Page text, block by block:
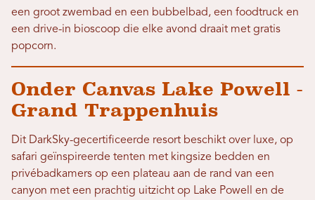
een groot zwembad en een bubbelbad, een foodtruck en
een drive-in bioscoop die elke avond draait met gratis
popcorn.
Onder Canvas Lake Powell -
Grand Trappenhuis
Dit DarkSky-gecertificeerde resort beschikt over luxe, op
safari geïnspireerde tenten met kingsize bedden en
privébadkamers op een plateau aan de rand van een
canyon met een prachtig uitzicht op Lake Powell en de